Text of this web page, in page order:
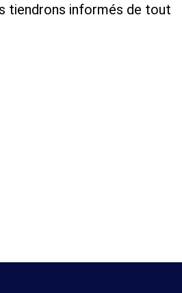
tiendrons informés de tout